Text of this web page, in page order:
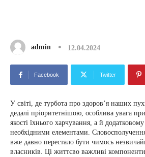
admin 12.04.2024
Facebook Twitter
У світі, де турбота про здоров’я наших
дедалі пріоритетнішою, особлива увага
якості їхнього харчування, а й
необхідними елементами.
вже давно перестало бути чимось
власників. Ці життєво важливі